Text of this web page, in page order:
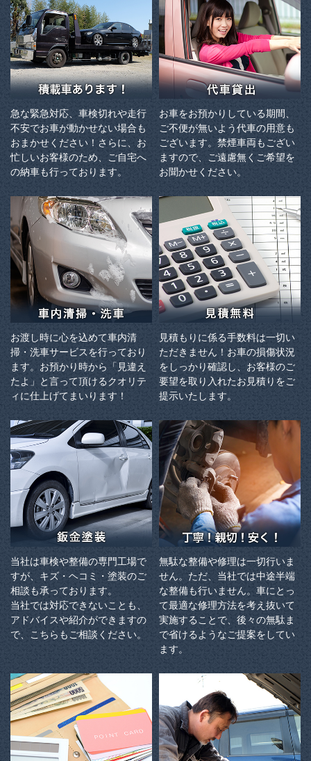
急な緊急対応、車検切れや走行
不安でお車が動かせない場合も
おまかせください！さらに、お
忙しいお客様のため、ご自宅へ
の納⾞も⾏っております。
お車をお預かりしている期間、
ご不便が無いよう代車の用意も
ございます。禁煙車両もござい
ますので、ご遠慮無くご希望を
お聞かせください。
お渡し時に心を込めて車内清
掃・洗車サービスを行っており
ます。お預かり時から「見違え
たよ」と言って頂けるクオリテ
ィに仕上げてまいります！
見積もりに係る手数料は一切い
ただきません！お車の損傷状況
をしっかり確認し、お客様のご
要望を取り入れたお見積りをご
提示いたします。
当社は車検や整備の専門工場で
すが、キズ・ヘコミ・塗装のご
相談も承っております。
当社では対応できないことも、
アドバイスや紹介ができますの
で、こちらもご相談ください。
無駄な整備や修理は一切行いま
せん。ただ、当社では中途半端
な整備も行いません。車にとっ
て最適な修理方法を考え抜いて
実施することで、後々の無駄ま
で省けるようなご提案をしてい
ます。